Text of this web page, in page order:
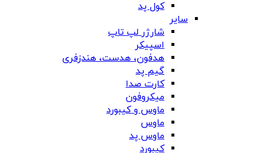
کول پد
سایر
شارژر لپ تاپ
اسپیکر
هدفون، هدست، هندزفری
گیم پد
کارت صدا
میکروفون
ماوس و کیبورد
ماوس
ماوس پد
کیبورد